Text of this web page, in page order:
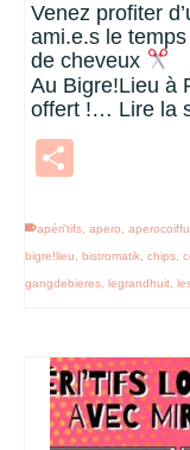
Venez profiter
ami.e.s le temps
de cheveux
Au Bigre!Lieu à
offert !… Lire la
apéri'tifs, apero,
bigre!lieu, bistromatik, chips,
gangdebieres, legrandhuit,